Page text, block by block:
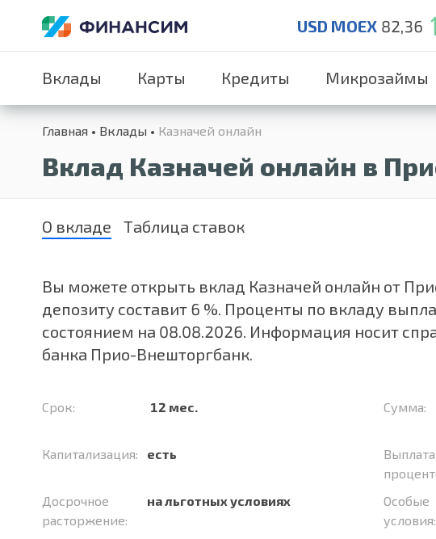
USD MOEX 82,36
Вклады Карты Кредиты Микрозаймы
Главная Вклады Казначей онлайн
Вклад Казначей онлайн в
О вкладе Таблица ставок
Вы можете открыть вклад Казначей онлайн от
депозиту составит 6 %. Проценты по вкладу
состоянием на 08.08.2026. Информация носит
банка Прио-Внешторгбанк.
Срок: 12 мес. Сумма:
Капитализация: есть
Выплата
Досрочное
расторжение:
на льготных условиях
Особые
условия: